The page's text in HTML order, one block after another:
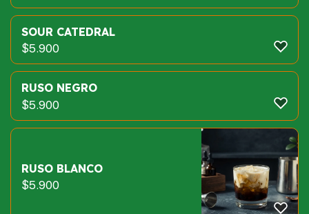
SOUR CATEDRAL
$5.900
RUSO NEGRO
$5.900
RUSO BLANCO
$5.900